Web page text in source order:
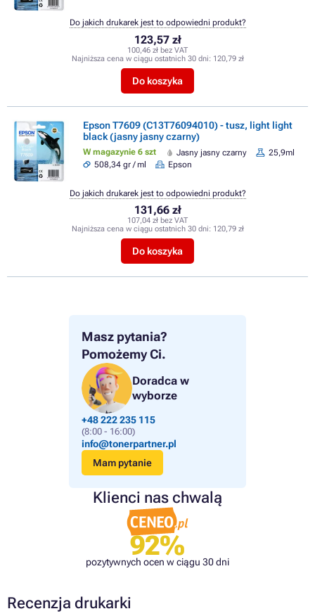
Masz pytania?
Pomożemy Ci.
Doradca w
wyborze
+48 222 235 115
(8:00 - 16:00)
info@tonerpartner.pl
Mam pytanie
Klienci nas chwalą
92%
pozytywnych ocen w ciągu 30 dni
123,57 zł
100,46 zł bez VAT
Najniższa cena w ciągu ostatnich 30 dni: 120,79 zł
Do koszyka
Do jakich drukarek jest to odpowiedni produkt?
Epson T7609 (C13T76094010) - tusz, light light
black (jasny jasny czarny)
W magazynie 6 szt Jasny jasny czarny
25,9ml
508,34 gr / ml
Epson
131,66 zł
107,04 zł bez VAT
Najniższa cena w ciągu ostatnich 30 dni: 120,79 zł
Do koszyka
Do jakich drukarek jest to odpowiedni produkt?
Recenzja drukarki